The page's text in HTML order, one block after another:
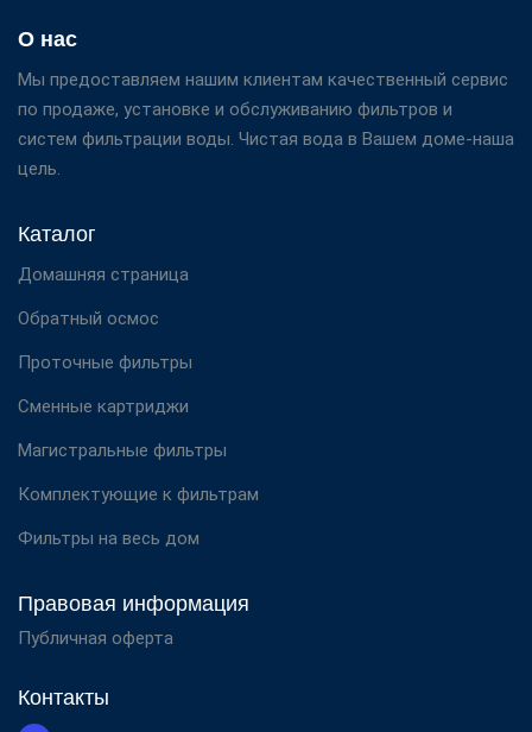
О нас
Мы предоставляем нашим клиентам качественный сервис
по продаже, установке и обслуживанию фильтров и
систем фильтрации воды. Чистая вода в Вашем доме-наша
цель.
Каталог
Домашняя страница
Обратный осмос
Проточные фильтры
Сменные картриджи
Магистральные фильтры
Комплектующие к фильтрам
Фильтры на весь дом
Правовая информация
Публичная оферта
Контакты